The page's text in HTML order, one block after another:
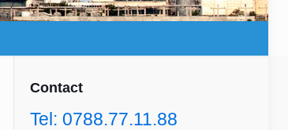
Contact
Tel: 0788.77.11.88